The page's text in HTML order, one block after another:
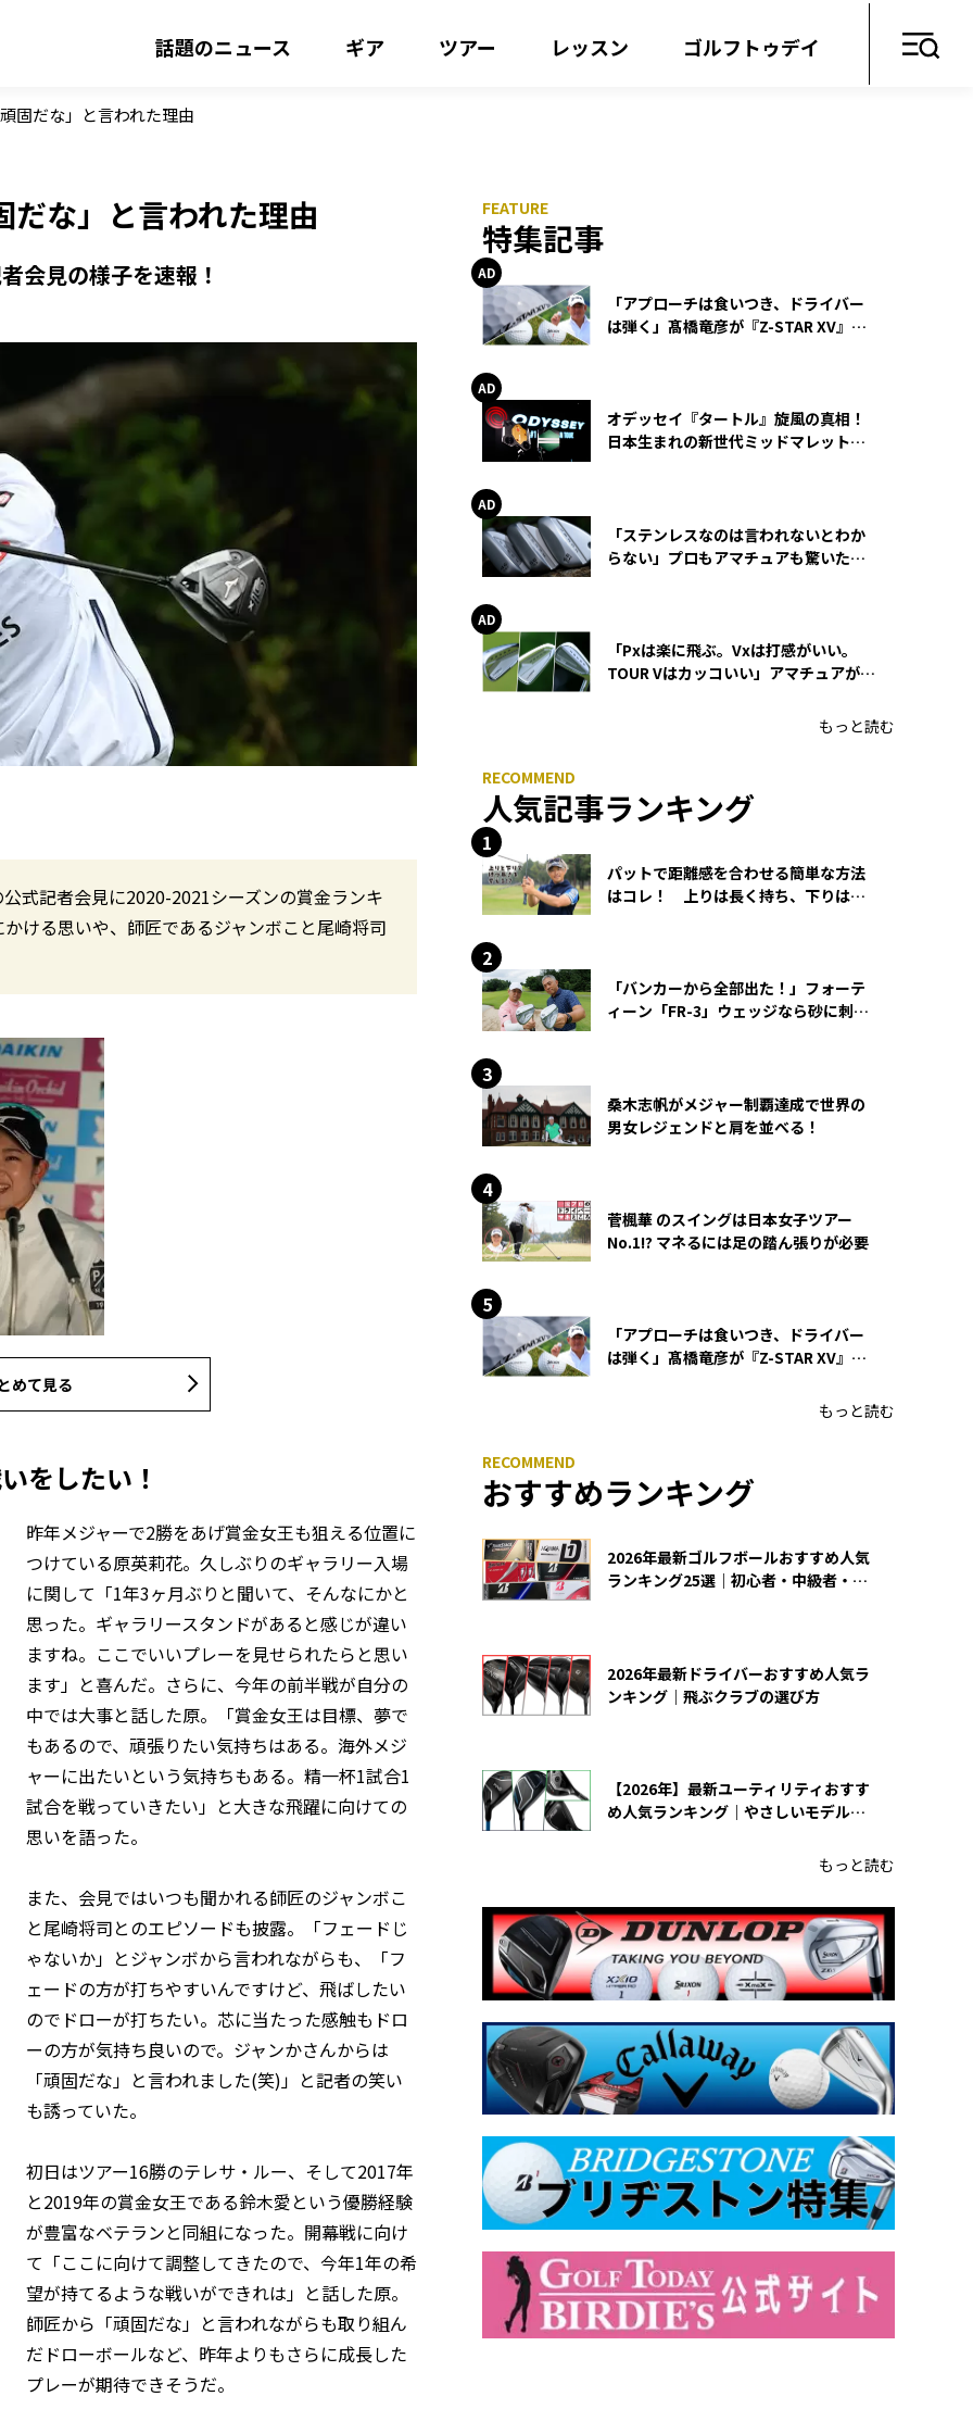
話題のニュース ギア ツアー レッスン ゴルフトゥデイ
固だな」と言われた理由
な」と言われた理由
会見の様子を速報！
式記者会見に2020-2021シーズンの賞金ランキ
ける思いや、師匠であるジャンボこと尾崎将司
めて見る
をしたい！
昨年メジャーで2勝をあげ賞金女王も狙える位置に
つけている原英莉花。久しぶりのギャラリー入場
に関して「1年3ヶ月ぶりと聞いて、そんなにかと
思った。ギャラリースタンドがあると感じが違い
ますね。ここでいいプレーを見せられたらと思い
ます」と喜んだ。さらに、今年の前半戦が自分の
中では大事と話した原。「賞金女王は目標、夢で
もあるので、頑張りたい気持ちはある。海外メジ
ャーに出たいという気持ちもある。精一杯1試合1
試合を戦っていきたい」と大きな飛躍に向けての
思いを語った。
また、会見ではいつも聞かれる師匠のジャンボこ
と尾崎将司とのエピソードも披露。「フェードじ
ゃないか」とジャンボから言われながらも、「フ
ェードの方が打ちやすいんですけど、飛ばしたい
のでドローが打ちたい。芯に当たった感触もドロ
ーの方が気持ち良いので。ジャンかさんからは
「頑固だな」と言われました(笑)」と記者の笑い
も誘っていた。
初日はツアー16勝のテレサ・ルー、そして2017年
と2019年の賞金女王である鈴木愛という優勝経験
が豊富なベテランと同組になった。開幕戦に向け
て「ここに向けて調整してきたので、今年1年の希
望が持てるような戦いができれは」と話した原。
師匠から「頑固だな」と言われながらも取り組ん
だドローボールなど、昨年よりもさらに成長した
プレーが期待できそうだ。
特集記事
「アプローチは食いつき、ドライバー
は弾く」髙橋竜彦が『Z-STAR XV』を
オデッセイ『タートル』旋風の真相！
日本生まれの新世代ミッドマレットが
「ステンレスなのは言われないとわか
らない」プロもアマチュアも驚いた
「Pxは楽に飛ぶ。Vxは打感がいい。
TOUR Vはカッコいい」アマチュアが選
もっと読む
人気記事ランキング
パットで距離感を合わせる簡単な方法
はコレ！ 上りは長く持ち、下りは短
「バンカーから全部出た！」フォーテ
ィーン「FR-3」ウェッジなら砂に刺さ
桑木志帆がメジャー制覇達成で世界の
男女レジェンドと肩を並べる！
菅楓華 のスイングは日本女子ツアー
No.1!? マネるには足の踏ん張りが必要
「アプローチは食いつき、ドライバー
は弾く」髙橋竜彦が『Z-STAR XV』を
もっと読む
おすすめランキング
2026年最新ゴルフボールおすすめ人気
ランキング25選｜初心者・中級者・上
2026年最新ドライバーおすすめ人気ラ
ンキング｜飛ぶクラブの選び方
【2026年】最新ユーティリティおすす
め人気ランキング｜やさしいモデルの
もっと読む